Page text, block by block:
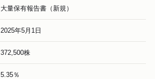
大量保有報告書（新規）
2025年5月1日
372,500株
5.35％